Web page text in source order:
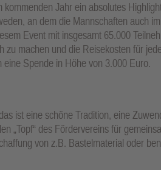
Jahr ein absolutes
an dem die Mannschaften auch
Event mit insgesamt 65.000
zu machen und die Reisekosten für
Spende in Höhe von 3.000 Euro.
ist eine schöne Tradition, eine
„Topf“ des Fördervereins für
von z.B. Bastelmaterial oder